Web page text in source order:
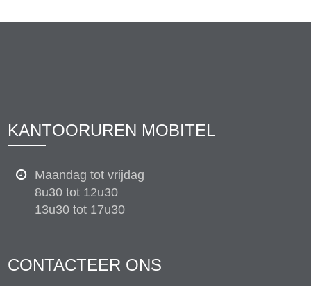
KANTOORUREN MOBITEL
Maandag tot vrijdag
8u30 tot 12u30
13u30 tot 17u30
CONTACTEER ONS